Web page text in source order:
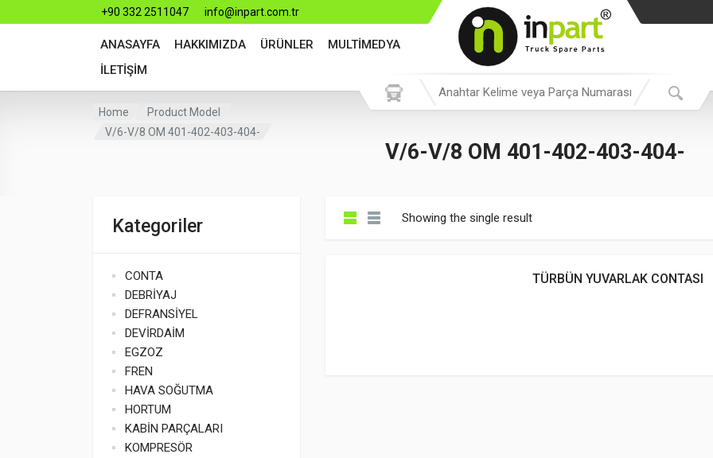
+90 332 2511047 info@inpart.com.tr
ANASAYFA HAKKIMIZDA ÜRÜNLER
MULTİMEDYA
İLETİŞİM
Home
Product Model
V/6-V/8 OM 401-402-403-404-
V/6-V/8 OM 401-402-403-404-
Kategoriler
CONTA
DEBRİYAJ
DEFRANSİYEL
DEVİRDAİM
EGZOZ
FREN
HAVA SOĞUTMA
HORTUM
KABİN PARÇALARI
KOMPRESÖR
Showing the single result
TÜRBÜN YUVARLAK CONTASI